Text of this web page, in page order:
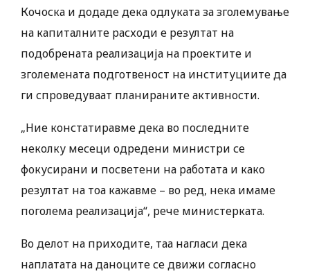
Кочоска и додаде дека одлуката за зголемување
на капиталните расходи е резултат на
подобрената реализација на проектите и
зголемената подготвеност на институциите да
ги спроведуваат планираните активности.
„Ние констатиравме дека во последните
неколку месеци одредени министри се
фокусирани и посветени на работата и како
резултат на тоа кажавме – во ред, нека имаме
поголема реализација“, рече министерката.
Во делот на приходите, таа нагласи дека
наплатата на даноците се движи согласно